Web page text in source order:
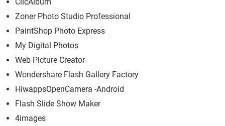
Zoner Photo Studio Professional
PaintShop Photo Express
My Digital Photos
Web Picture Creator
Wondershare Flash Gallery Factory
HiwappsOpenCamera -Android
Flash Slide Show Maker
4images